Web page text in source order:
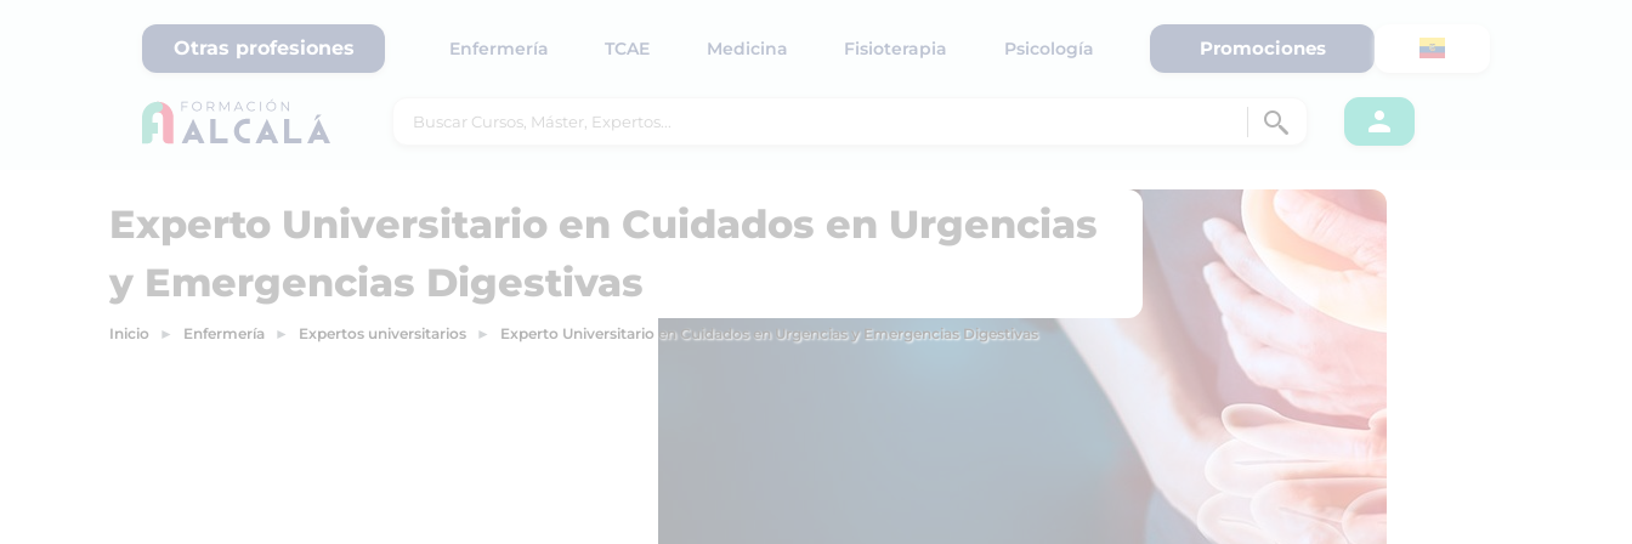
Otras profesiones Enfermería TCAE Medicina Fisioterapia Psicología Promociones
Experto Universitario en Cuidados en Urgencias
y Emergencias Digestivas
Inicio Enfermería Expertos universitarios Experto Universitario en Cuidados en Urgencias y Emergencias Digestivas